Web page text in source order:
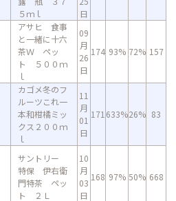
５ｍｌ
日
アサヒ 食事
と一緒に十六
茶Ｗ ペッ
ト ５００ｍ
ｌ
09
月
26
日
174 93% 72% 157
カゴメ冬のフ
ルーツこれ一
本和柑橘ミッ
クス２００ｍ
ｌ
11
月
01
日
171 633%26% 83
サントリー
特保 伊右衛
門特茶 ペッ
ト ２Ｌ
10
月
03
日
168 97% 50% 668